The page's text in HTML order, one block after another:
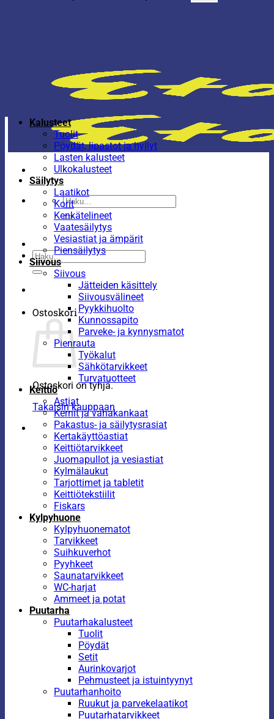
Etsi:
Etsi:
Ostoskori
Ostoskori on tyhjä.
Takaisin kauppaan
Kalusteet
Tuolit
Pöydät, lipastot ja hyllyt
Lasten kalusteet
Ulkokalusteet
Säilytys
Laatikot
Korit
Kenkätelineet
Vaatesäilytys
Vesiastiat ja ämpärit
Piensäilytys
Siivous
Siivous
Jätteiden käsittely
Siivousvälineet
Pyykkihuolto
Kunnossapito
Parveke- ja kynnysmatot
Pienrauta
Työkalut
Sähkötarvikkeet
Turvatuotteet
Keittiö
Astiat
Kernit ja vahakankaat
Pakastus- ja säilytysrasiat
Kertakäyttöastiat
Keittiötarvikkeet
Juomapullot ja vesiastiat
Kylmälaukut
Tarjottimet ja tabletit
Keittiötekstiilit
Fiskars
Kylpyhuone
Kylpyhuonematot
Tarvikkeet
Suihkuverhot
Pyyhkeet
Saunatarvikkeet
WC-harjat
Ammeet ja potat
Puutarha
Puutarhakalusteet
Tuolit
Pöydät
Setit
Aurinkovarjot
Pehmusteet ja istuintyynyt
Puutarhanhoito
Ruukut ja parvekelaatikot
Puutarhatarvikkeet